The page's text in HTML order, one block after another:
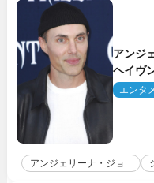
アンジ
ヘイヴ
かに
エンタ
アンジェリーナ・ジョ...